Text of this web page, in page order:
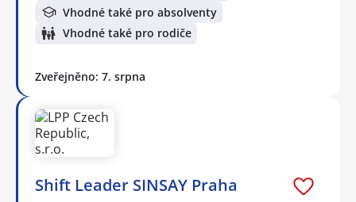
Vhodné také pro absolventy
Vhodné také pro rodiče
Zveřejněno: 7. srpna
Shift Leader SINSAY Praha